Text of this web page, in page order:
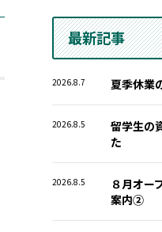
最新記事
2026.8.7 夏季休業
2026.8.5
留学生の
た
2026.8.5
８月オー
案内②